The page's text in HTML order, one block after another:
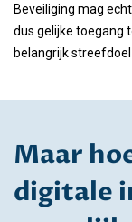
Beveiliging mag
dus gelijke toegang
belangrijk
Maar
digitale